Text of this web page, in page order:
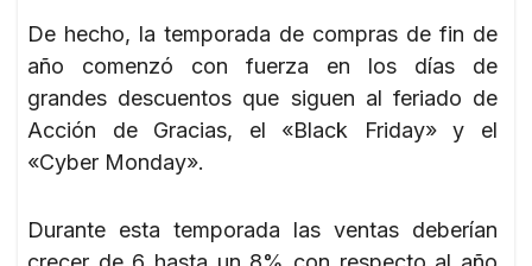
De hecho, la temporada de compras de fin de
año comenzó con fuerza en los días de
grandes descuentos que siguen al feriado de
Acción de Gracias, el «Black Friday» y el
«Cyber Monday».
Durante esta temporada las ventas deberían